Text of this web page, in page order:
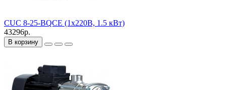
CUC 8-25-BQCE (1х220В, 1.5 кВт)
43296р.
В корзину